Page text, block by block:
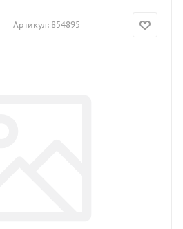
Артикул: 854895